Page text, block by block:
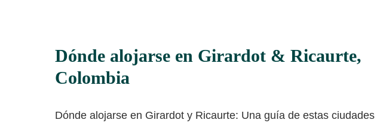
Dónde alojarse en Girardot & Ricaurte,
Colombia
Dónde alojarse en Girardot y Ricaurte: Una guía de estas ciudades